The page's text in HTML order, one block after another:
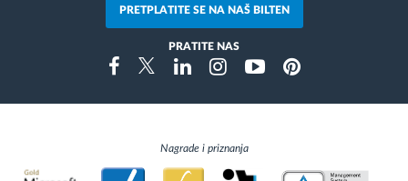
PRETPLATITE SE NA NAŠ BILTEN
PRATITE NAS
FacebookTwitterLinkedinInstragramYoutubePinterest
Nagrade i priznanja